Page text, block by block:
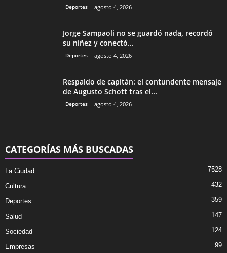
Deportes agosto 4, 2026
Jorge Sampaoli no se guardó nada, recordó
su niñez y conectó...
Deportes agosto 4, 2026
Respaldo de capitán: el contundente mensaje
de Augusto Schott tras el...
Deportes agosto 4, 2026
CATEGORÍAS MÁS BUSCADAS
La Ciudad 7528
Cultura 432
Deportes 359
Salud 147
Sociedad 124
Empresas 99